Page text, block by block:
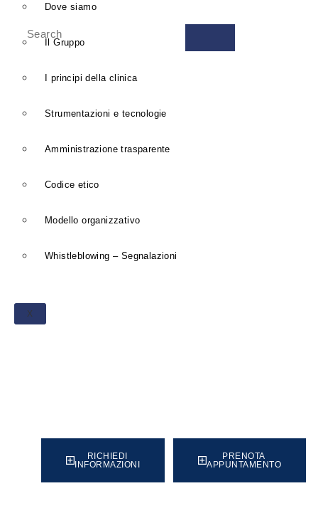
Dove siamo
Il Gruppo
I principi della clinica
Strumentazioni e tecnologie
Amministrazione trasparente
Codice etico
Modello organizzativo
Whistleblowing – Segnalazioni
X
Radiologia e diagnostica per immagini > Risonanza
Risonanza Gomito e/o
contrasto
RICHIEDI
INFORMAZIONI
PRENOTA
APPUNTAMENTO